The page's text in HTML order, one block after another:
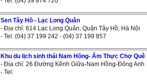
Sen Tây Hồ - Lạc Long Quân
- Địa chỉ: 614 Lạc Long Quân, Quận Tây Hồ, Hà Nội
- Tel: (04) 37 199 242 - (04) 37 199 857
Khu du lịch sinh thái Nam Hồng- Ẩm Thực Chợ Quê
- Địa chỉ: 26 Đường Kênh Giữa-Nam Hồng-Đông Anh
- Tel: